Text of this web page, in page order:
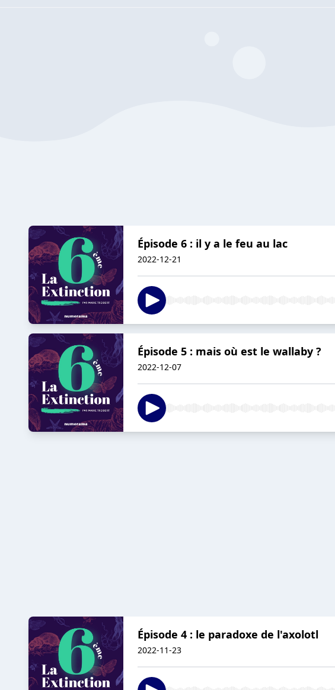
Épisode 6 : il y a le feu au lac
2022-12-21
Épisode 5 : mais où est le wallaby ?
2022-12-07
Épisode 4 : le paradoxe de l'axolotl
2022-11-23